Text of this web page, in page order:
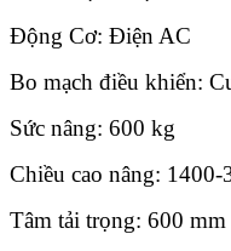
Động Cơ: Điện AC
Bo mạch điều khiển:
Sức nâng: 600 kg
Chiều cao nâng: 1400-
Tâm tải trọng: 600 mm